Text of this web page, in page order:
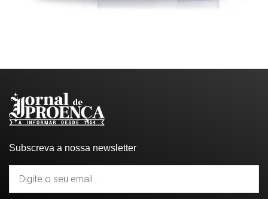
Subscreva a nossa newsletter